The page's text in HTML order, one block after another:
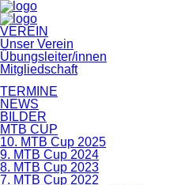
Navigation
überspringen
VEREIN
Unser Verein
Übungsleiter/innen
Mitgliedschaft
TERMINE
NEWS
BILDER
MTB CUP
10. MTB Cup 2025
9. MTB Cup 2024
8. MTB Cup 2023
7. MTB Cup 2022